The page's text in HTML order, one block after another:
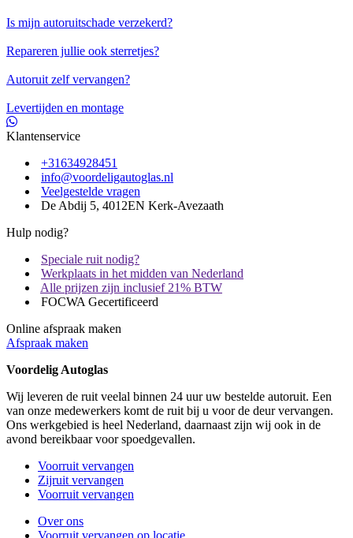
Is mijn autoruitschade verzekerd?
Repareren jullie ook sterretjes?
Autoruit zelf vervangen?
Levertijden en montage
Klantenservice
+31634928451
info@voordeligautoglas.nl
Veelgestelde vragen
De Abdij 5, 4012EN Kerk-Avezaath
Hulp nodig?
Speciale ruit nodig?
Werkplaats in het midden van Nederland
Alle prijzen zijn inclusief 21% BTW
FOCWA Gecertificeerd
Online afspraak maken
Afspraak maken
Voordelig Autoglas
Wij leveren de ruit veelal binnen 24 uur uw bestelde autoruit. Een
van onze medewerkers komt de ruit bij u voor de deur vervangen.
Ons werkgebied is heel Nederland, daarnaast zijn wij ook in de
avond bereikbaar voor spoedgevallen.
Voorruit vervangen
Zijruit vervangen
Voorruit vervangen
Over ons